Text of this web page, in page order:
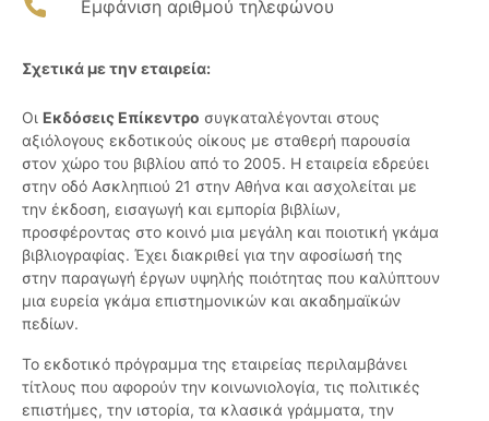
Εμφάνιση αριθμού τηλεφώνου
Σχετικά με την εταιρεία:
Οι Εκδόσεις Επίκεντρο συγκαταλέγονται στους
αξιόλογους εκδοτικούς οίκους με σταθερή παρουσία
στον χώρο του βιβλίου από το 2005. Η εταιρεία εδρεύει
στην οδό Ασκληπιού 21 στην Αθήνα και ασχολείται με
την έκδοση, εισαγωγή και εμπορία βιβλίων,
προσφέροντας στο κοινό μια μεγάλη και ποιοτική γκάμα
βιβλιογραφίας. Έχει διακριθεί για την αφοσίωσή της
στην παραγωγή έργων υψηλής ποιότητας που καλύπτουν
μια ευρεία γκάμα επιστημονικών και ακαδημαϊκών
πεδίων.
Το εκδοτικό πρόγραμμα της εταιρείας περιλαμβάνει
τίτλους που αφορούν την κοινωνιολογία, τις πολιτικές
επιστήμες, την ιστορία, τα κλασικά γράμματα, την